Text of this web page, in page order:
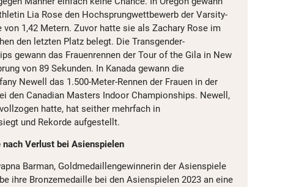
Lia Rose den Hochsprungwettbewerb der Varsity-
1,42 Metern. Zuvor hatte sie als Zachary Rose im
den letzten Platz belegt. Die Transgender-
gewann das Frauenrennen der Tour of the Gila in New
von 89 Sekunden. In Kanada gewann die
Newell das 1.500-Meter-Rennen der Frauen in der
den Canadian Masters Indoor Championships. Newell,
hatte, hat seither mehrfach in
und Rekorde aufgestellt.
Verlust bei Asienspielen
Barman, Goldmedaillengewinnerin der Asienspiele
ihre Bronzemedaille bei den Asienspielen 2023 an eine